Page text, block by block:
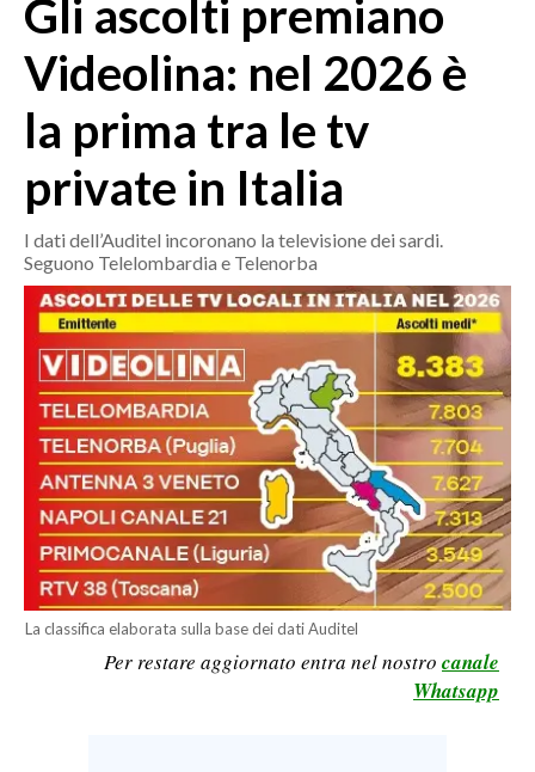
MEDIO CAMPIDANO
SASSARI E PROVINCIA
GALLURA
NUORO E PROVINCIA
OGLIASTRA
CRONACA
ITALIA
MONDO
POLITICA
ECONOMIA
SERVIZI ALLE IMPRESE
LAVORO
BANDI
SPORT IN SARDEGNA
Gli ascolti premiano
Videolina: nel 2026 è
la prima tra le tv
private in Italia
I dati dell’Auditel incoronano la televisione dei sardi.
Seguono Telelombardia e Telenorba
La classifica elaborata sulla base dei dati Auditel
Per restare aggiornato entra nel nostro canale
Whatsapp